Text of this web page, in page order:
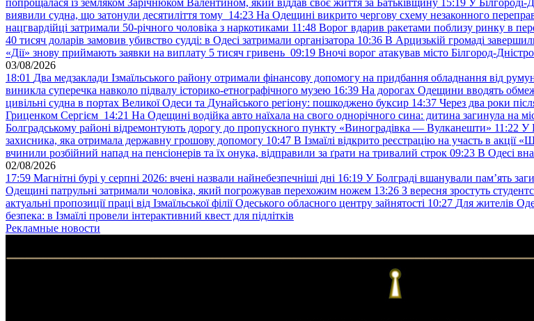
попрощалася із земляком Зарічнюком Валентином, який віддав своє життя за Батьківщину 15:19 У Білгороді-
виявили судна, що затонули десятиліття тому 14:23 На Одещині викрито чергову схему незаконного
нацгвардійці затримали 50-річного чоловіка з наркотиками 11:48 Ворог вдарив ракетами поблизу ринку в
40 тисяч доларів замовив убивство судді: в Одесі затримали організатора 10:36 В Арцизькій громаді
«Дії» знову приймають заявки на виплату 5 тисяч гривень 09:19 Вночі ворог атакував місто Білгород-
03/08/2026
18:01 Два медзаклади Ізмаїльського району отримали фінансову допомогу на придбання обладнання від
виникла суперечка навколо підвалу історико-етнографічного музею 16:39 На дорогах Одещини вводять
цивільні судна в портах Великої Одеси та Дунайського регіону: пошкоджено буксир 14:37 Через два роки
Гриценком Сергієм 14:21 На Одещині водійка авто наїхала на свого однорічного сина: дитина загинула на
Болградському районі відремонтують дорогу до пропускного пункту «Виноградівка — Вулканешти» 11:22 У
захисника, яка отримала державну грошову допомогу 10:47 В Ізмаїлі відкрито реєстрацію на участь в акції
вчинили розбійний напад на пенсіонерів та їх онука, відправили за ґрати на тривалий строк 09:23 В Одесі
02/08/2026
17:59 Магнітні бурі у серпні 2026: вчені назвали найнебезпечніші дні 16:19 У Болграді вшанували пам’ять
Одещині патрульні затримали чоловіка, який погрожував перехожим ножем 13:26 З вересня зростуть
актуальні пропозиції праці від Ізмаїльської філії Одеського обласного центру зайнятості 10:27 Для жителів
безпека: в Ізмаїлі провели інтерактивний квест для підлітків
Рекламные новости